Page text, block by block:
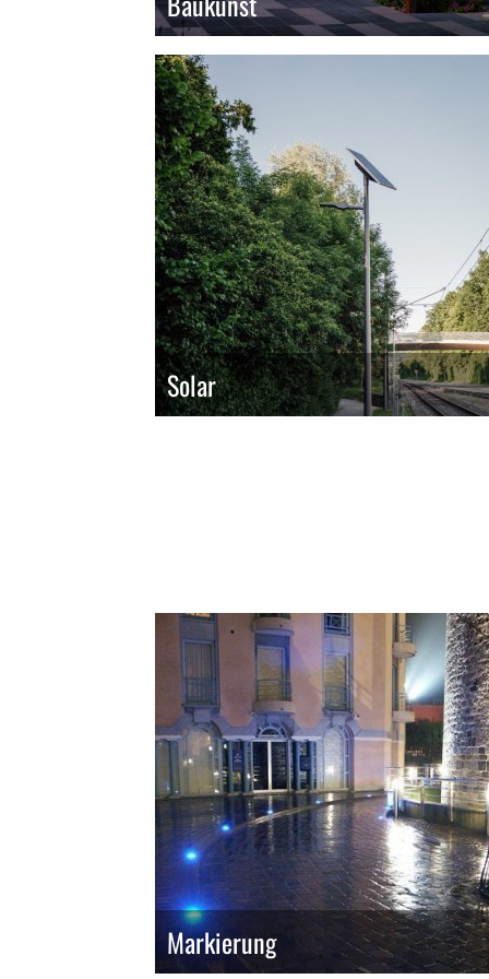
Solar
Markierung